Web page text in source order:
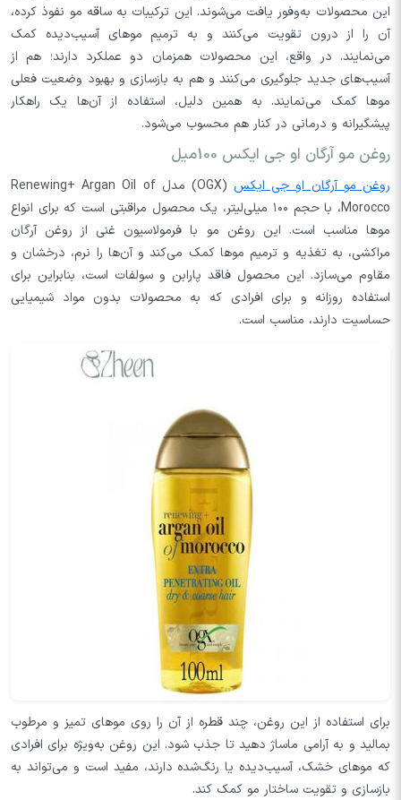
این محصولات به‌وفور یافت می‌شوند. این ترکیبات به ساقه مو نفوذ کرده،
آن را از درون تقویت می‌کنند و به ترمیم موهای آسیب‌دیده کمک
می‌نمایند. در واقع، این محصولات همزمان دو عملکرد دارند؛ هم از
آسیب‌های جدید جلوگیری می‌کنند و هم به بازسازی و بهبود وضعیت فعلی
موها کمک می‌نمایند. به همین دلیل، استفاده از آن‌ها یک راهکار
پیشگیرانه و درمانی در کنار هم محسوب می‌شود.
روغن مو آرگان او جی ایکس 100میل
روغن مو آرگان او جی ایکس
(OGX) مدل Renewing+ Argan Oil of
Morocco، با حجم ۱۰۰ میلی‌لیتر، یک محصول مراقبتی است که برای انواع
موها مناسب است. این روغن مو با فرمولاسیون غنی از روغن آرگان
مراکشی، به تغذیه و ترمیم موها کمک می‌کند و آن‌ها را نرم، درخشان و
مقاوم می‌سازد. این محصول فاقد پارابن و سولفات است، بنابراین برای
استفاده روزانه و برای افرادی که به محصولات بدون مواد شیمیایی
حساسیت دارند، مناسب است.
برای استفاده از این روغن، چند قطره از آن را روی موهای تمیز و مرطوب
بمالید و به آرامی ماساژ دهید تا جذب شود. این روغن به‌ویژه برای افرادی
که موهای خشک، آسیب‌دیده یا رنگ‌شده دارند، مفید است و می‌تواند به
بازسازی و تقویت ساختار مو کمک کند.